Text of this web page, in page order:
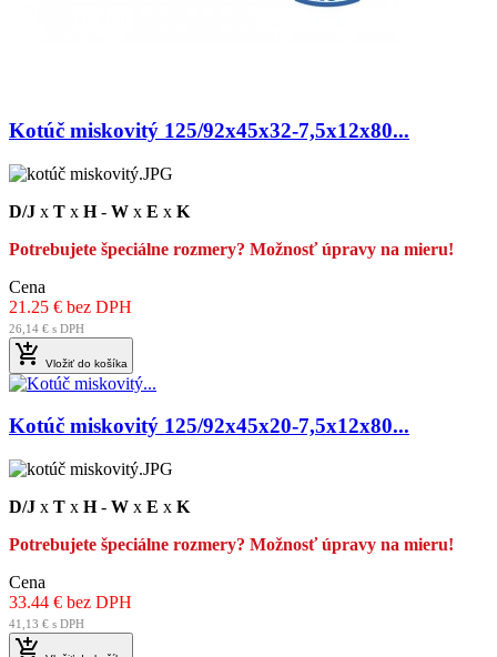
Kotúč miskovitý 125/92x45x32-7,5x12x80...
D/J x T x H- W x E x K
Potrebujete špeciálne rozmery? Možnosť úpravy na mieru!
Cena
21.25 € bez DPH
26,14 € s DPH
 Vložiť do košíka
Kotúč miskovitý 125/92x45x20-7,5x12x80...
D/J x T x H- W x E x K
Potrebujete špeciálne rozmery? Možnosť úpravy na mieru!
Cena
33.44 € bez DPH
41,13 € s DPH
